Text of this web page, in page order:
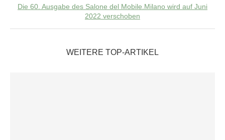
Die 60. Ausgabe des Salone del Mobile.Milano wird auf Juni
2022 verschoben
WEITERE TOP-ARTIKEL